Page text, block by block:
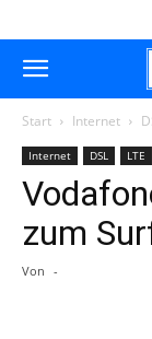
Start Internet
Internet DSL LTE
zum
Von -